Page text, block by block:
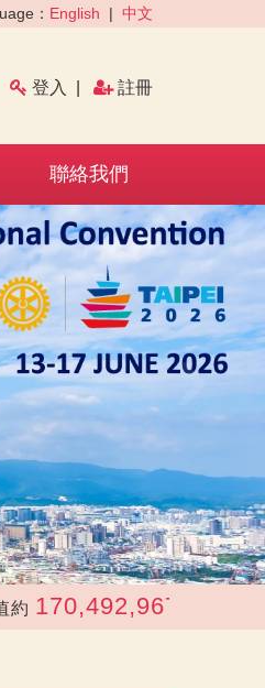
： English | 中文
登入 註冊
聯絡我們
›
元